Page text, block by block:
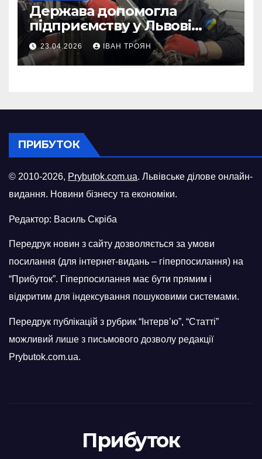
Держава допомогла
підприємству у Львові
відновити виробничі
потужності після атаки
російського БПЛА
23.04.2026 ІВАН ТРОЯН
ПРИБУТОК
© 2010-2026, Prybutok.com.ua. Львівське ділове онлайн-
видання. Новини бізнесу та економіки.
Редактор: Василь Скріба
Передрук новин з сайту дозволяється за умови
посилання (для інтернет-видань – гіперпосилання) на
“Прибуток”. Гіперпосилання має бути прямим і
відкритим для індексування пошуковими системами.
Передрук публікацій з рубрик “Інтерв’ю”, “Статті”
можливий лише з письмового дозволу редакції
Prybutok.com.ua.
Прибуток